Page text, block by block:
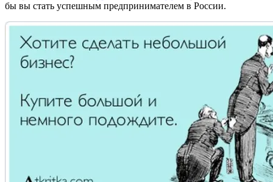
бы вы стать успешным предпринимателем в России.